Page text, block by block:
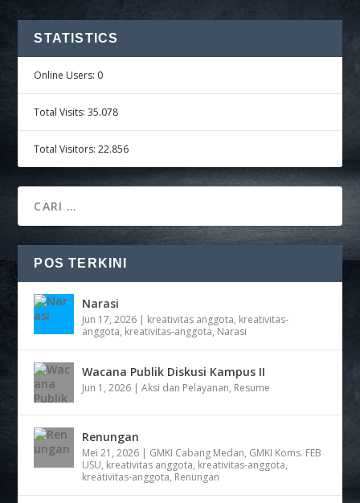
STATISTICS
Online Users: 0
Total Visits:35.078
Total Visitors:22.856
POS TERKINI
Narasi
Jun 17, 2026 | kreativitas anggota, kreativitas-
anggota, kreativitas-anggota, Narasi
Wacana Publik Diskusi Kampus II
Jun 1, 2026 |Aksi dan Pelayanan, Resume
Renungan
Mei 21, 2026 | GMKI Cabang Medan, GMKI Koms. FEB
USU, kreativitas anggota, kreativitas-anggota,
kreativitas-anggota, Renungan